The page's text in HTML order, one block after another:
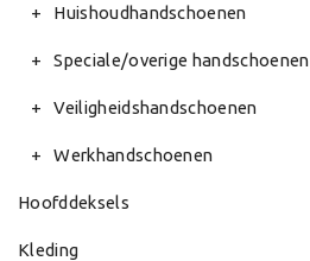
Huishoudhandschoenen
Speciale/overige handschoenen
Veiligheidshandschoenen
Werkhandschoenen
Hoofddeksels
Kleding